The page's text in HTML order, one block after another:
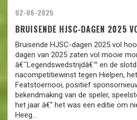
02-06-2025
BRUISENDE HJSC-DAGEN 2025
Bruisende HJSC-dagen 2025 vol
dagen van 2025 zaten vol mooie
â€˜Legendswedstrijdâ€™ en de
nacompetitiewinst tegen Hielpen,
Featstoernooi, positief
bekendmaking van de speler,
het jaar â€“ het was een editie om
Heeg...